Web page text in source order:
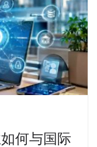
何与国际